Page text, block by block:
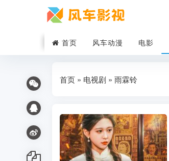
首页 风车动漫 电影
首页 » 电视剧 » 雨霖铃